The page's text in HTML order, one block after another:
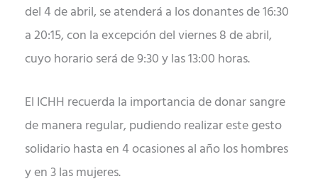
del 4 de abril, se atenderá a los donantes de 16:30
a 20:15, con la excepción del viernes 8 de abril,
cuyo horario será de 9:30 y las 13:00 horas.
El ICHH recuerda la importancia de donar sangre
de manera regular, pudiendo realizar este gesto
solidario hasta en 4 ocasiones al año los hombres
y en 3 las mujeres.